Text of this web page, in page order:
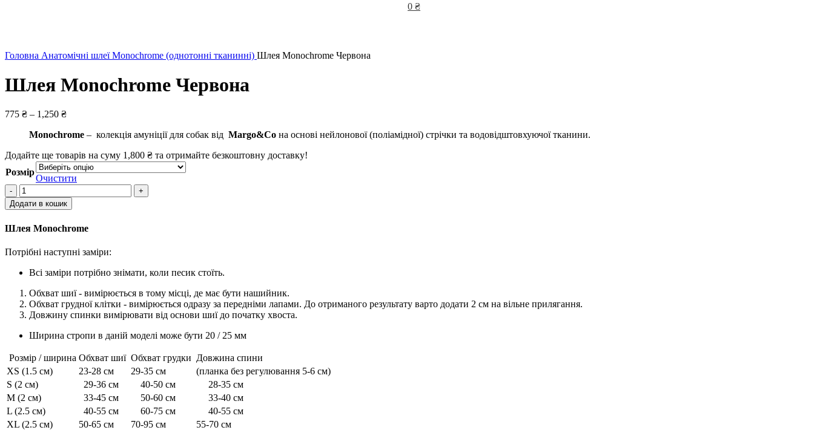
0 ₴
Головна Анатомічні шлеїMonochrome (однотонні тканинні) Шлея Monochrome Червона
Шлея Monochrome Червона
775 ₴ – 1,250 ₴
Monochrome – колекція амуніції для собак від Margo&Co на основі нейлонової (поліамідної) стрічки та водовідштовхуючої тканини.
Додайте ще товарів на суму 1,800 ₴ та отримайте безкоштовну доставку!
Розмір
Очистити
Додати в кошик
Шлея Monochrome
Потрібні наступні заміри:
Всі заміри потрібно знімати, коли песик стоїть.
Обхват шиї - вимірюється в тому місці, де має бути нашийник.
Обхват грудної клітки - вимірюється одразу за передніми лапами. До отриманого результату варто додати 2 см на вільне прилягання.
Довжину спинки вимірювати від основи шиї до початку хвоста.
Ширина стропи в даній моделі може бути 20 / 25 мм
Розмір / ширина Обхват шиї Обхват грудки Довжина спини
XS (1.5 см)
23-28 см 29-35 см
(планка без регулювання 5-6 см)
S (2 см)
29-36 см 40-50 см
28-35 см
M (2 см)
33-45 см 50-60 см
33-40 см
L (2.5 см)
40-55 см 60-75 см
40-55 см
XL (2.5 см)
50-65 см 70-95 см
55-70 см